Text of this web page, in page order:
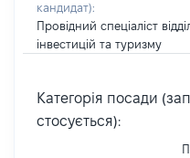
кандидат):
Провідний спеціаліст
інвестицій та туризму
Категорія посади
стосується):